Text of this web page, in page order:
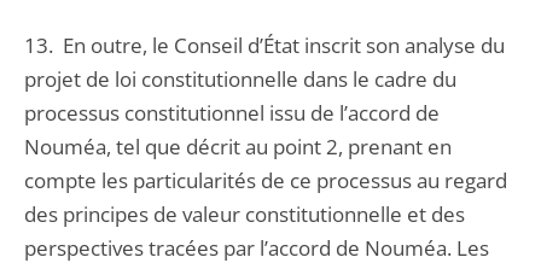
13. En outre, le Conseil d’État inscrit son analyse du
projet de loi constitutionnelle dans le cadre du
processus constitutionnel issu de l’accord de
Nouméa, tel que décrit au point 2, prenant en
compte les particularités de ce processus au regard
des principes de valeur constitutionnelle et des
perspectives tracées par l’accord de Nouméa. Les